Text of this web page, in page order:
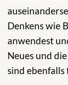
Denkens wie
anwendest
Neues und
sind